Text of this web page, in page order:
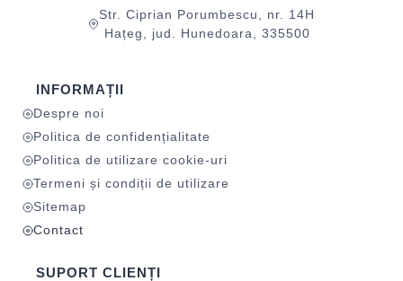
Str. Ciprian Porumbescu, nr. 14H
Hațeg, jud. Hunedoara, 335500
INFORMAȚII
Despre noi
Politica de confidențialitate
Politica de utilizare cookie-uri
Termeni și condiții de utilizare
Sitemap
Contact
SUPORT CLIENȚI